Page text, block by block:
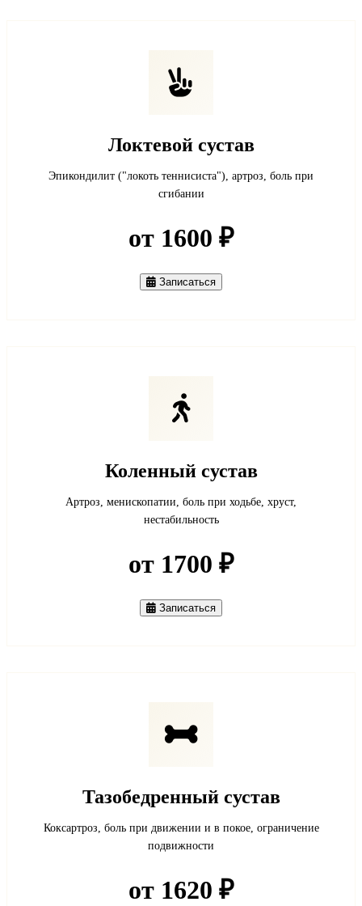
Локтевой сустав
Эпикондилит ("локоть теннисиста"), артроз, боль при
сгибании
от 1600 ₽
Записаться
Коленный сустав
Артроз, менископатии, боль при ходьбе, хруст,
нестабильность
от 1700 ₽
Записаться
Тазобедренный сустав
Коксартроз, боль при движении и в покое, ограничение
подвижности
от 1620 ₽